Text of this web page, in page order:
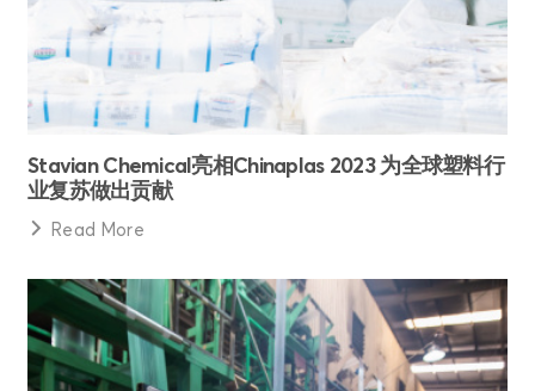
Stavian Chemical亮相Chinaplas 2023 为全球塑料行
业复苏做出贡献
Read More